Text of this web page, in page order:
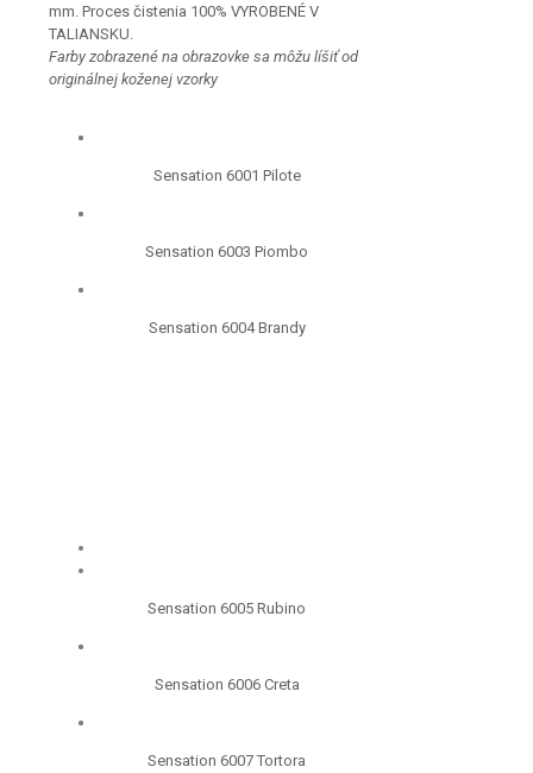
mm. Proces čistenia 100% VYROBENÉ V
TALIANSKU.
Farby zobrazené na obrazovke sa môžu líšiť od
originálnej koženej vzorky
Sensation 6001 Pilote
Sensation 6003 Piombo
Sensation 6004 Brandy